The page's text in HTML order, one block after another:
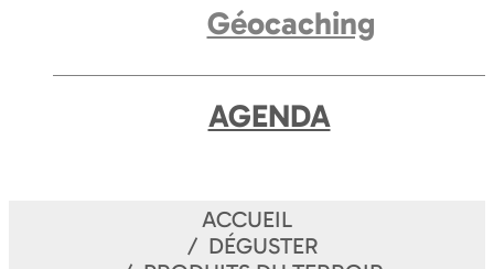
Géocaching
AGENDA
ACCUEIL
DÉGUSTER